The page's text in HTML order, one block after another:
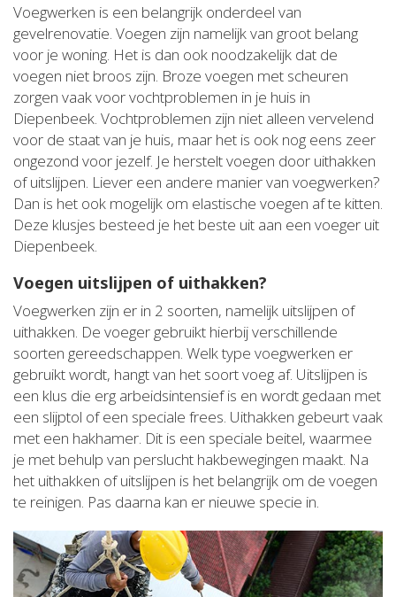
Voegwerken is een belangrijk onderdeel van
gevelrenovatie. Voegen zijn namelijk van groot belang
voor je woning. Het is dan ook noodzakelijk dat de
voegen niet broos zijn. Broze voegen met scheuren
zorgen vaak voor vochtproblemen in je huis in
Diepenbeek. Vochtproblemen zijn niet alleen vervelend
voor de staat van je huis, maar het is ook nog eens zeer
ongezond voor jezelf. Je herstelt voegen door uithakken
of uitslijpen. Liever een andere manier van voegwerken?
Dan is het ook mogelijk om elastische voegen af te kitten.
Deze klusjes besteed je het beste uit aan een voeger uit
Diepenbeek.
Voegen uitslijpen of uithakken?
Voegwerken zijn er in 2 soorten, namelijk uitslijpen of
uithakken. De voeger gebruikt hierbij verschillende
soorten gereedschappen. Welk type voegwerken er
gebruikt wordt, hangt van het soort voeg af. Uitslijpen is
een klus die erg arbeidsintensief is en wordt gedaan met
een slijptol of een speciale frees. Uithakken gebeurt vaak
met een hakhamer. Dit is een speciale beitel, waarmee
je met behulp van perslucht hakbewegingen maakt. Na
het uithakken of uitslijpen is het belangrijk om de voegen
te reinigen. Pas daarna kan er nieuwe specie in.